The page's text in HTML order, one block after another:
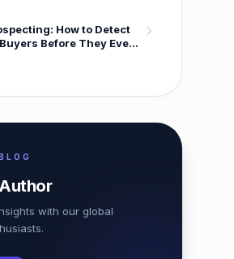
How to Detect
Before They Ever
with our global